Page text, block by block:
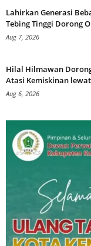
Lahirkan Generasi
Tebing Tinggi Dorong
Aug 7, 2026
Hilal Hilmawan
Atasi Kemiskinan
Aug 6, 2026